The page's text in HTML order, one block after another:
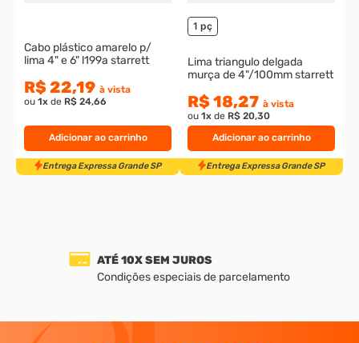
Adicionar ao carrinho
Cabo plástico amarelo p/
lima 4" e 6" l199a starrett
R$ 22,19 à vista
ou 1x de R$ 24,66
Adicionar ao carrinho
1 pç
Lima triangulo delgada
murça de 4"/100mm starrett
R$ 18,27 à vista
ou 1x de R$ 20,30
ATÉ 10X SEM JUROS
Condições especiais de parcelamento